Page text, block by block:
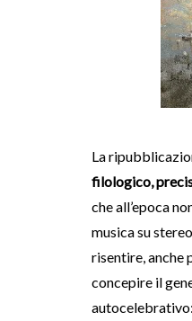
La
filologico,
che all’epoca
musica su
risentire, anche
concepire il